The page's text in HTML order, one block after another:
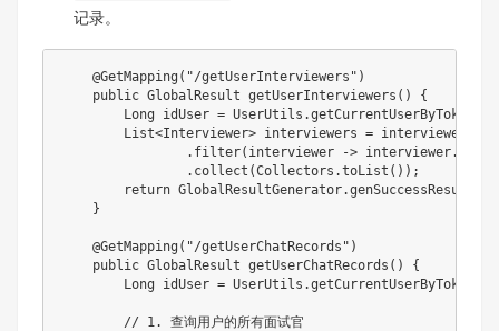
记录。
@GetMapping ( "/getUserInterviewers" )
public GlobalResult getUserInterviewers ( )
{
Long idUser = UserUtils .getCurrentUserByToken
List<Interviewer> interviewers =
. filter( interviewer -> interviewer.
. collect (Collectors .toList ( ) ) ;
return GlobalResultGenerator.genSuccessResult
}
@GetMapping ( "/getUserChatRecords" )
public GlobalResult getUserChatRecords ( )
{
Long idUser = UserUtils .getCurrentUserByToken
// 1. 查询用户的所有面试官